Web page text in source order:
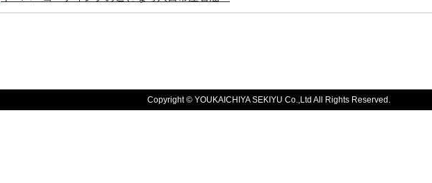
Copyright © YOUKAICHIYA SEKIYU Co.,Ltd All Rights Reserved.